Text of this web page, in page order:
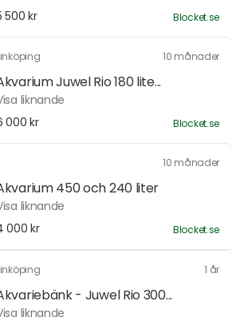
500 kr
Blocket.se
10 månader
Juwel Rio 180 lite...
liknande
000 kr
Blocket.se
10 månader
450 och 240 liter
liknande
000 kr
Blocket.se
1 år
- Juwel Rio 300...
liknande